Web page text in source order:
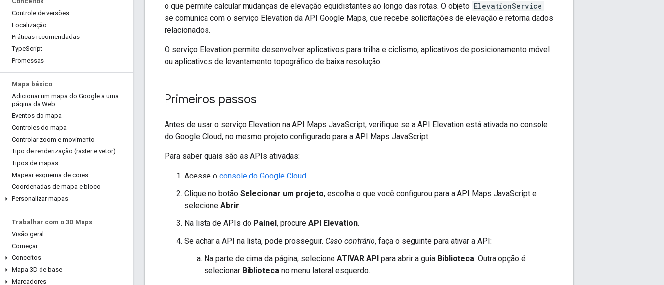
Controle de versões
Localização
Práticas recomendadas
TypeScript
Promessas
Mapa básico
Adicionar um mapa do Google a uma
página da Web
Eventos do mapa
Controles do mapa
Controlar zoom e movimento
Tipo de renderização (raster e vetor)
Tipos de mapas
Mapear esquema de cores
Coordenadas de mapa e bloco
Personalizar mapas
Trabalhar com o 3D Maps
Visão geral
Começar
Conceitos
Mapa 3D de base
Marcadores
o que permite calcular mudanças de elevação equidistantes ao longo das rotas. O objeto ElevationService
se comunica com o serviço Elevation da API Google Maps, que recebe solicitações de elevação e retorna dados
relacionados.
O serviço Elevation permite desenvolver aplicativos para trilha e ciclismo, aplicativos de posicionamento móvel
ou aplicativos de levantamento topográfico de baixa resolução.
Primeiros passos
Antes de usar o serviço Elevation na API Maps JavaScript, verifique se a API Elevation está ativada no console
do Google Cloud, no mesmo projeto configurado para a API Maps JavaScript.
Para saber quais são as APIs ativadas:
Acesse o console do Google Cloud.
Clique no botão Selecionar um projeto, escolha o que você configurou para a API Maps JavaScript e
selecione Abrir.
Na lista de APIs do Painel, procure API Elevation.
Se achar a API na lista, pode prosseguir. Caso contrário, faça o seguinte para ativar a API:
Na parte de cima da página, selecione ATIVAR API para abrir a guia Biblioteca. Outra opção é
selecionar Biblioteca no menu lateral esquerdo.